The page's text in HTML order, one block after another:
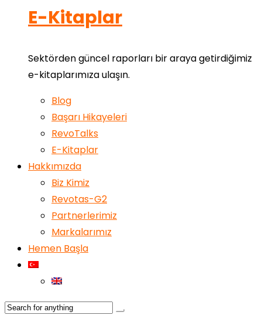
E-Kitaplar
Sektörden güncel raporları bir araya getirdiğimiz
e-kitaplarımıza ulaşın.
Blog
Başarı Hikayeleri
RevoTalks
E-Kitaplar
Hakkımızda
Biz Kimiz
Revotas-G2
Partnerlerimiz
Markalarımız
Hemen Başla